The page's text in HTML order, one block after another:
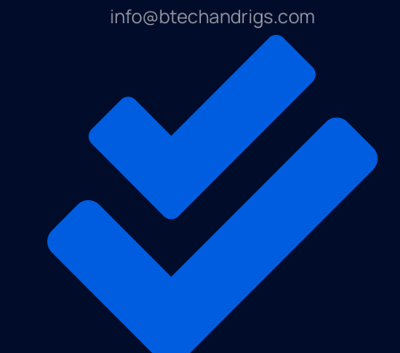
info@btechandrigs.com